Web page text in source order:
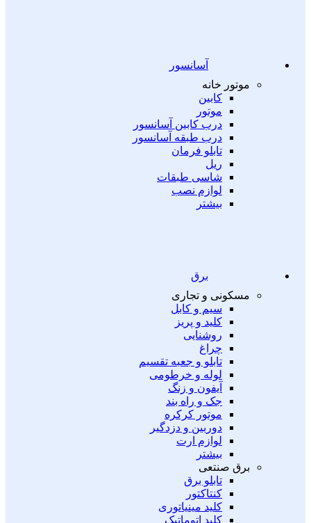
آسانسور
موتور خانه
کابین
موتور
درب کابین آسانسور
درب طبقه آسانسور
تابلو فرمان
ریل
شاسی طبقات
لوازم نصب
بیشتر
برق
مسکونی و تجاری
سیم و کابل
کلید و پریز
روشنایی
چراغ
تابلو و جعبه تقسیم
لوله و خرطومی
آیفون و زنگ
جک و راه بند
موتور کرکره
دوربین و دزدگیر
لوازم ارت
بیشتر
برق صنتعی
تابلو برق
کنتاکتور
کلید مینیاتوری
کلید اتوماتیک